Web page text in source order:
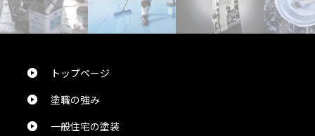
が素晴らしく毎日感動してました。ここまでやってくれる
んだ！と驚きの連続でこちらの会社にお願いして本当に
の方々から「いい色になったね！」と言われます。本当に
naosuke1109 1109様
トップページ
塗職の強み
一般住宅の塗装